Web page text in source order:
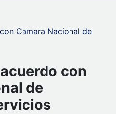
Camara Nacional de
con
de